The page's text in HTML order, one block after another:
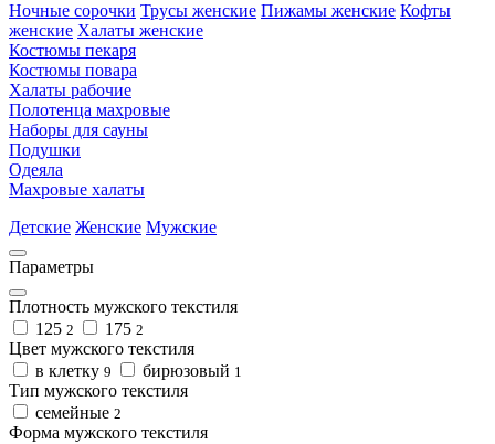
Ночные сорочки Трусы женские Пижамы женские Кофты
женские Халаты женские
Костюмы пекаря
Костюмы повара
Халаты рабочие
Полотенца махровые
Наборы для сауны
Подушки
Одеяла
Махровые халаты
Детские Женские Мужские
Параметры
Плотность мужского текстиля
125 2 175 2
Цвет мужского текстиля
в клетку 9 бирюзовый 1
Тип мужского текстиля
семейные 2
Форма мужского текстиля